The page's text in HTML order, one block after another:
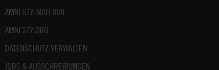
AMNESTY-MATERIAL
AMNESTY.ORG
DATENSCHUTZ VERWALTEN
JOBS & AUSSCHREIBUNGEN